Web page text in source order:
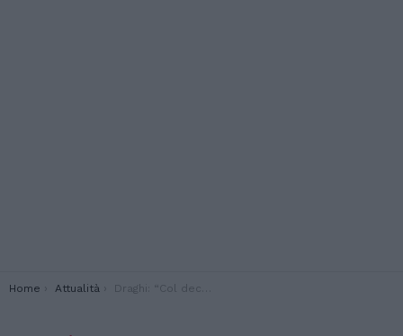
You are here:
Home Attualità Draghi: “Col decreto flussi diamo la possibilità a 70mila lavoratori di lavorare legalmente”. Previsto un nuovo decreto nel 2022